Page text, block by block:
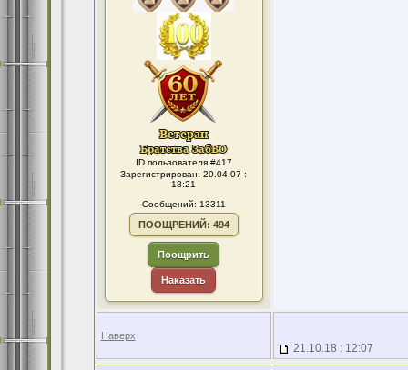
ID пользователя #417
Зарегистрирован: 20.04.07 :
18:21
Сообщений: 13311
ПООЩРЕНИЙ: 494
Поощрить
Наказать
Наверх
21.10.18 : 12:07